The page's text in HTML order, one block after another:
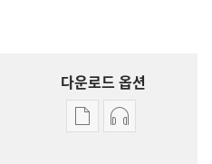
다운로드 옵션
출판물오디오